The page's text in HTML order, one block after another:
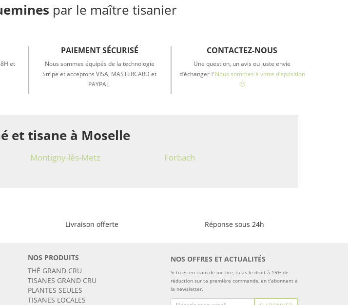
par le maître tisanier
et
PAIEMENT SÉCURISÉ
Nous sommes équipés de la technologie
Stripe et acceptons VISA, MASTERCARD et
PAYPAL.
CONTACTEZ-NOUS
Une question, un avis ou juste envie
d’échanger ? Nous sommes à votre disposition
🙂
et tisane à Moselle
Montigny-lès-Metz
Forbach
Livraison offerte Réponse sous 24h
NOS PRODUITS
THÉ GRAND CRU
TISANES GRAND CRU
PLANTES SEULES
TISANES LOCALES
NOS OFFRES ET ACTUALITÉS
Si tu es en train de me lire, tu as le droit à 15% de
réduction sur ta première commande, en t’abonnant à
la newsletter.